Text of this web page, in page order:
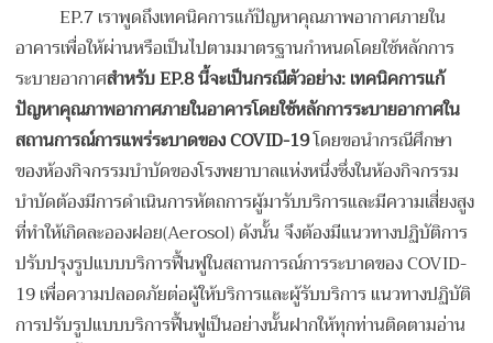
EP.7 เราพูดถึงเทคนิคการแก้ปัญหาคุณภาพอากาศภายใน
อาคารเพื่อให้ผ่านหรือเป็นไปตามมาตรฐานกำหนดโดยใช้หลักการ
ระบายอากาศสำหรับEP.8 นี้จะเป็นกรณีตัวอย่าง: เทคนิคการแก้
ปัญหาคุณภาพอากาศภายในอาคารโดยใช้หลักการระบายอากาศใน
สถานการณ์การแพร่ระบาดของ COVID-19โดยขอนำกรณีศึกษา
ของห้องกิจกรรมบำบัดของโรงพยาบาลแห่งหนึ่งซึ่งในห้องกิจกรรม
บำบัดต้องมีการดำเนินการหัตถการผู้มารับบริการและมีความเสี่ยงสูง
ที่ทำให้เกิดละอองฝอย(Aerosol) ดังนั้น จึงต้องมีแนวทางปฏิบัติการ
ปรับปรุงรูปแบบบริการฟื้นฟูในสถานการณ์การระบาดของ COVID-
19 เพื่อความปลอดภัยต่อผู้ให้บริการและผู้รับบริการ แนวทางปฏิบัติ
การปรับรูปแบบบริการฟื้นฟูเป็นอย่างนั้นฝากให้ทุกท่านติดตามอ่าน